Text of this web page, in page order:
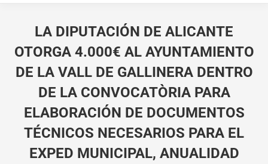
LA DIPUTACIÓN DE ALICANTE
OTORGA 4.000€ AL AYUNTAMIENTO
DE LA VALL DE GALLINERA DENTRO
DE LA CONVOCATÒRIA PARA
ELABORACIÓN DE DOCUMENTOS
TÉCNICOS NECESARIOS PARA EL
EXPED MUNICIPAL, ANUALIDAD